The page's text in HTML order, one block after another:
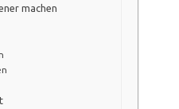
machen